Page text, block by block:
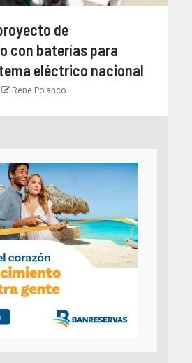
de
con baterías para
eléctrico nacional
Rene Polanco